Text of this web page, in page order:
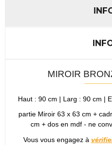
MIROIR
Haut : 90 cm | Larg : 90 cm |
partie Miroir 63 x 63 cm +
cm + dos en mdf - ne
Vous vous engagez à